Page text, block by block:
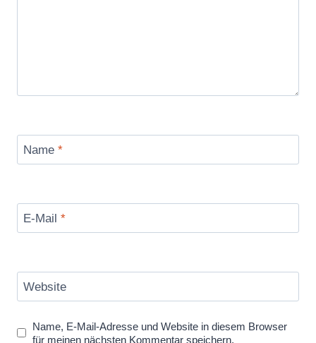
Name *
E-Mail *
Website
Name, E-Mail-Adresse und Website in diesem Browser
für meinen nächsten Kommentar speichern.